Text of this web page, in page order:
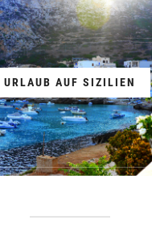
URLAUB AUF SIZILIEN